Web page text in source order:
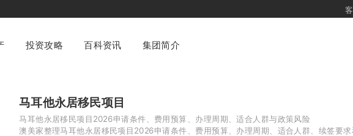
投资攻略 百科资讯 集团简介
马耳他永居移民项目
马耳他永居移民项目2026申请条件、费用预算、办理周期、适合人群与政策风险
澳美家整理马耳他永居移民项目2026申请条件、费用预算、办理周期、适合人群、续签要